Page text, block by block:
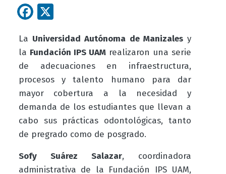
Facebook
La Universidad Autónoma de Manizalesy
la Fundación IPS UAM realizaron una serie
de adecuaciones en infraestructura,
procesos y talento humano para dar
mayor cobertura a la necesidad y
demanda de los estudiantes que llevan a
cabo sus prácticas odontológicas, tanto
de pregrado como de posgrado.
Sofy Suárez Salazar, coordinadora
administrativa de la Fundación IPS UAM,